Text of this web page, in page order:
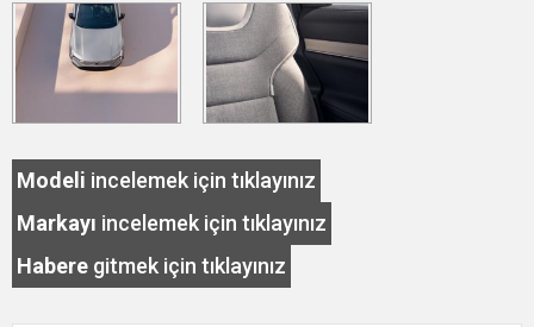
Modeli incelemek için tıklayınız
Markayı incelemek için tıklayınız
Habere gitmek için tıklayınız